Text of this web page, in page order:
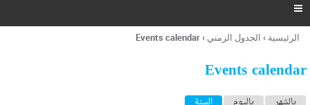
ر
ل
ح

أنت
هنا
الرئيسية › الجدول الزمني ›
Events calendar
Events calendar